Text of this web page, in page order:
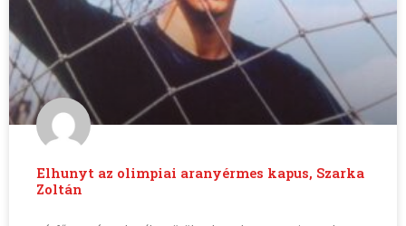
Elhunyt az olimpiai aranyérmes kapus, Szarka
Zoltán